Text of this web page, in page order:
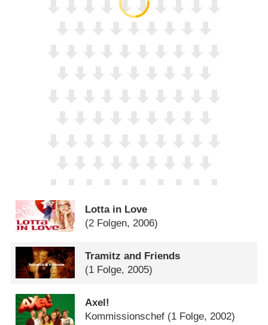
Lotta in Love
(2 Folgen, 2006)
Tramitz and Friends
(1 Folge, 2005)
Axel!
Kommissionschef (1 Folge, 2002)